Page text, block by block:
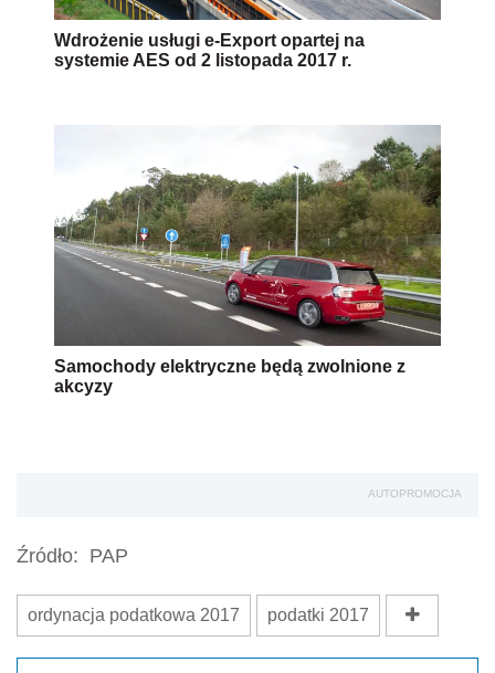
Wdrożenie usługi e-Export opartej na
systemie AES od 2 listopada 2017 r.
Samochody elektryczne będą zwolnione z
akcyzy
AUTOPROMOCJA
Źródło: PAP
ordynacja podatkowa 2017 podatki 2017